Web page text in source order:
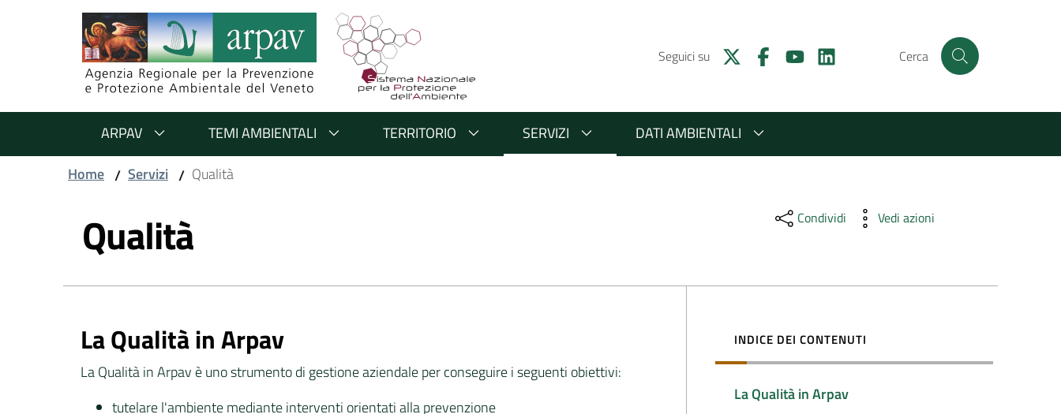
Salta al contenuto
Salta alla navigazione
Salta al footer
Seguici su Cerca
ARPAV TEMI AMBIENTALI TERRITORIO SERVIZI
DATI AMBIENTALI
Home / Servizi / Qualità
Qualità Condividi Vedi azioni
La Qualità in Arpav
La Qualità in Arpav è uno strumento di gestione aziendale per conseguire i seguenti obiettivi:
tutelare l'ambiente mediante interventi orientati alla prevenzione
INDICE DEI CONTENUTI
La Qualità in Arpav